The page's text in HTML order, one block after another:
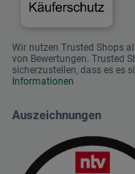
Wir nutzen Trusted Shops
von Bewertungen. Trusted
sicherzustellen, dass es es
Informationen
Auszeichnungen